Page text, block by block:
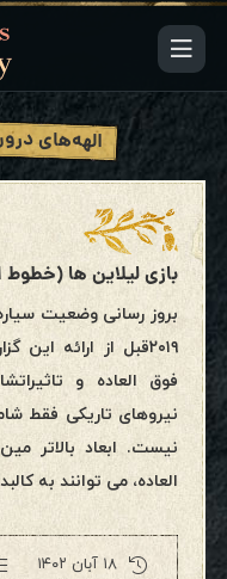
الهه‌های
بازی لیلاین ها (خطوط انرژی)
۲۰۱۹قبل از ارائه
فوق العاده و
نیروهای تاریکی فقط
نیست. ابعاد بالاتر
العاده، می توانند به
۱۸ آبان ۱۴۰۲